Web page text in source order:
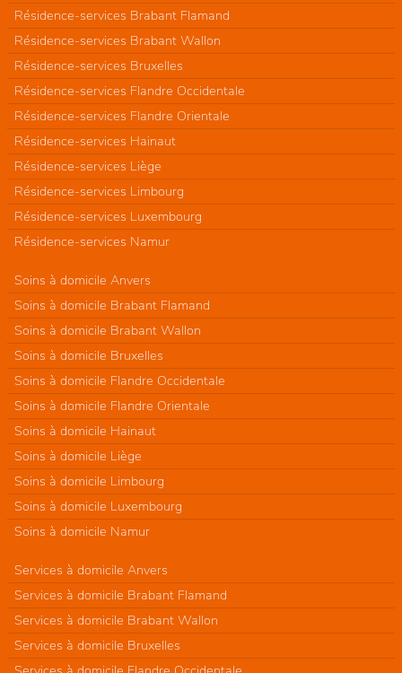
Résidence-services Brabant Flamand
Résidence-services Brabant Wallon
Résidence-services Bruxelles
Résidence-services Flandre Occidentale
Résidence-services Flandre Orientale
Résidence-services Hainaut
Résidence-services Liège
Résidence-services Limbourg
Résidence-services Luxembourg
Résidence-services Namur
Soins à domicile Anvers
Soins à domicile Brabant Flamand
Soins à domicile Brabant Wallon
Soins à domicile Bruxelles
Soins à domicile Flandre Occidentale
Soins à domicile Flandre Orientale
Soins à domicile Hainaut
Soins à domicile Liège
Soins à domicile Limbourg
Soins à domicile Luxembourg
Soins à domicile Namur
Services à domicile Anvers
Services à domicile Brabant Flamand
Services à domicile Brabant Wallon
Services à domicile Bruxelles